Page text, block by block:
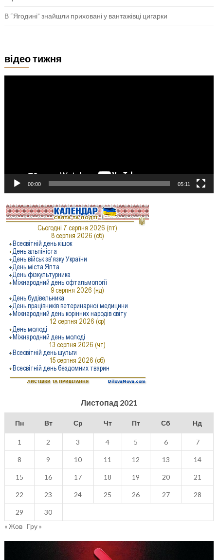
В “Ягодині” знайшли приховані у вантажівці цигарки
відео тижня
00:00 05:11
Листопад 2021
Пн Вт Ср Чт Пт Сб Нд
1 2 3 4 5 6 7
8 9 10 11 12 13 14
15 16 17 18 19 20 21
22 23 24 25 26 27 28
29
30
« Жов Гру »